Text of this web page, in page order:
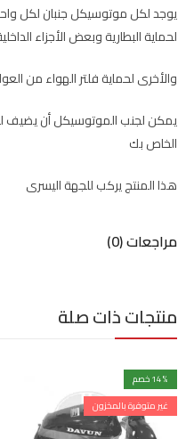
يوجد لكل موتوسيكل جنبان لكل
لحماية البطارية وبعض الأجزاء
والأخرى لحماية فلتر الهواء من
يمكن لجنب الموتوسيكل أن يضيف
الخاص بك
هذا المنتج يركب للجهة اليسرى
مراجعات (0)
منتجات ذات صلة
14% خصم
غير متوفرة بالمخزون